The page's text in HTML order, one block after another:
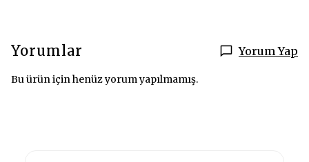
Yorumlar Yorum Yap
Bu ürün için henüz yorum yapılmamış.